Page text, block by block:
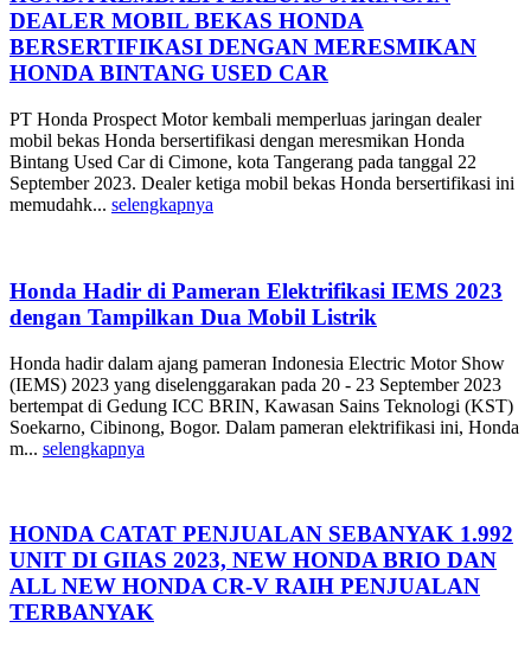
DEALER MOBIL BEKAS HONDA
BERSERTIFIKASI DENGAN MERESMIKAN
HONDA BINTANG USED CAR
PT Honda Prospect Motor kembali memperluas jaringan dealer
mobil bekas Honda bersertifikasi dengan meresmikan Honda
Bintang Used Car di Cimone, kota Tangerang pada tanggal 22
September 2023. Dealer ketiga mobil bekas Honda bersertifikasi ini
memudahk... selengkapnya
Honda Hadir di Pameran Elektrifikasi IEMS 2023
dengan Tampilkan Dua Mobil Listrik
Honda hadir dalam ajang pameran Indonesia Electric Motor Show
(IEMS) 2023 yang diselenggarakan pada 20 - 23 September 2023
bertempat di Gedung ICC BRIN, Kawasan Sains Teknologi (KST)
Soekarno, Cibinong, Bogor. Dalam pameran elektrifikasi ini, Honda
m... selengkapnya
HONDA CATAT PENJUALAN SEBANYAK 1.992
UNIT DI GIIAS 2023, NEW HONDA BRIO DAN
ALL NEW HONDA CR-V RAIH PENJUALAN
TERBANYAK